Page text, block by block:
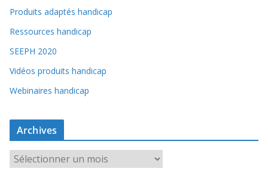
Produits adaptés handicap
Ressources handicap
SEEPH 2020
Vidéos produits handicap
Webinaires handicap
Archives
r